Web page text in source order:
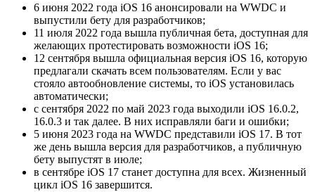
6 июня 2022 года iOS 16 анонсировали на WWDC и
выпустили бету для разработчиков;
11 июля 2022 года вышла публичная бета, доступная для
желающих протестировать возможности iOS 16;
12 сентября вышла официальная версия iOS 16, которую
предлагали скачать всем пользователям. Если у вас
стояло автообновление системы, то iOS установилась
автоматически;
с сентября 2022 по май 2023 года выходили iOS 16.0.2,
16.0.3 и так далее. В них исправляли баги и ошибки;
5 июня 2023 года на WWDC представили iOS 17. В тот
же день вышла версия для разработчиков, а публичную
бету выпустят в июле;
в сентябре iOS 17 станет доступна для всех. Жизненный
цикл iOS 16 завершится.